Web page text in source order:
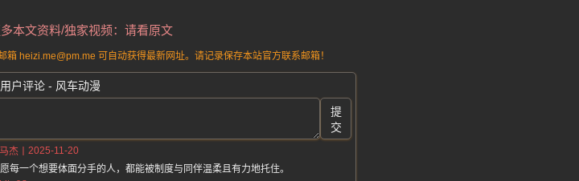
本文资料/独家视频：请看原文
heizi.me@pm.me 可自动获得最新网址。请记录保存本站官方联系邮箱！
户评论 - 风车动漫
提
交
马杰
2025-11-20
每一个想要体面分手的人，都能被制度与同伴温柔且有力地托住。